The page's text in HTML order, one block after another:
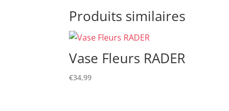
Produits similaires
Vase Fleurs RADER
€34,99